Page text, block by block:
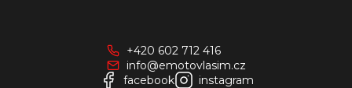
+420 602 712 416
info@emotovlasim.cz
facebook
instagram